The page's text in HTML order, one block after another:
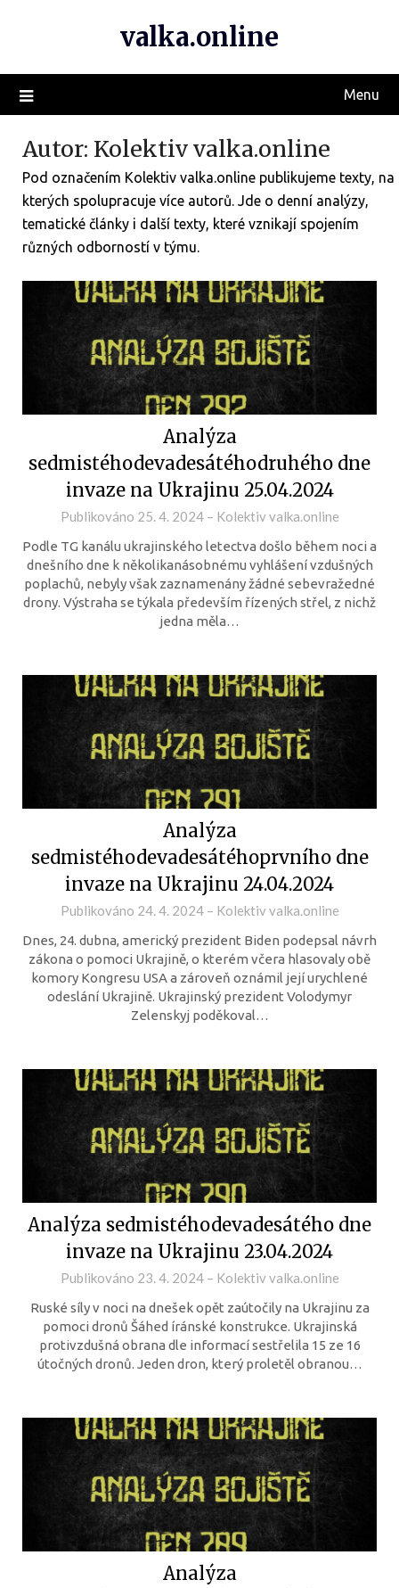
valka.online
Menu
Autor: Kolektiv valka.online
Pod označením Kolektiv valka.online publikujeme texty, na
kterých spolupracuje více autorů. Jde o denní analýzy,
tematické články i další texty, které vznikají spojením
různých odborností v týmu.
Analýza
sedmistéhodevadesátéhodruhého dne
invaze na Ukrajinu 25.04.2024
Publikováno 25. 4. 2024– Kolektiv valka.online
Podle TG kanálu ukrajinského letectva došlo během noci a
dnešního dne k několikanásobnému vyhlášení vzdušných
poplachů, nebyly však zaznamenány žádné sebevražedné
drony. Výstraha se týkala především řízených střel, z nichž
jedna měla…
Analýza
sedmistéhodevadesátéhoprvního dne
invaze na Ukrajinu 24.04.2024
Publikováno 24. 4. 2024– Kolektiv valka.online
Dnes, 24. dubna, americký prezident Biden podepsal návrh
zákona o pomoci Ukrajině, o kterém včera hlasovaly obě
komory Kongresu USA a zároveň oznámil její urychlené
odeslání Ukrajině. Ukrajinský prezident Volodymyr
Zelenskyj poděkoval…
Analýza sedmistéhodevadesátého dne
invaze na Ukrajinu 23.04.2024
Publikováno 23. 4. 2024– Kolektiv valka.online
Ruské síly v noci na dnešek opět zaútočily na Ukrajinu za
pomoci dronů Šáhed íránské konstrukce. Ukrajinská
protivzdušná obrana dle informací sestřelila 15 ze 16
útočných dronů. Jeden dron, který proletěl obranou…
Analýza